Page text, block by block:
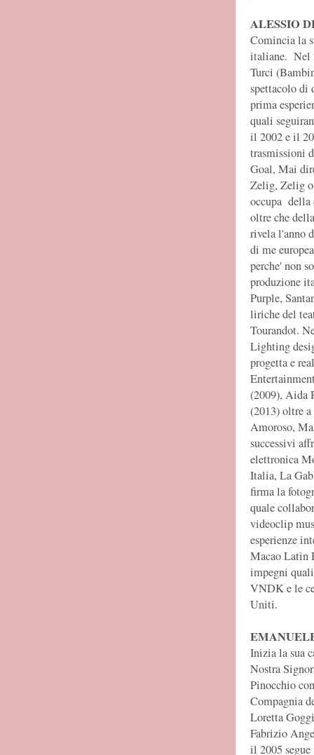
ALESSIO
Comincia la
italiane. Nel
Turci
spettacolo di
prima
quali
il 2002 e il
trasmissioni
Goal, Mai
Zelig, Zelig
occupa della
oltre che
rivela l'anno
di me
perche' non
produzione
Purple,
liriche del
Tourandot.
Lighting
progetta e
(2009), Aida
(2013) oltre
Amoroso,
successivi
elettronica
Italia, La
firma la
quale
videoclip
esperienze
Macao Latin
impegni
VNDK e le
Uniti.
Inizia la sua
Nostra
Pinocchio
Compagnia
Loretta
Fabrizio
il 2005